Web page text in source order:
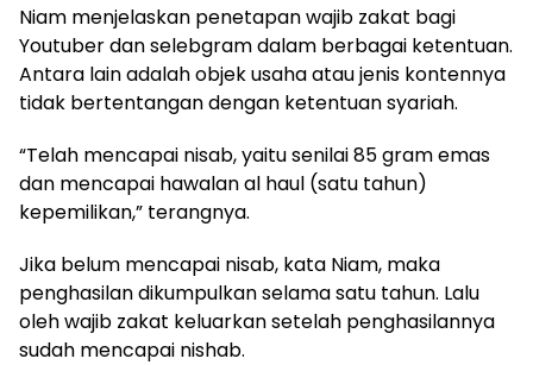
Niam menjelaskan penetapan wajib zakat bagi
Youtuber dan selebgram dalam berbagai ketentuan.
Antara lain adalah objek usaha atau jenis kontennya
tidak bertentangan dengan ketentuan syariah.
“Telah mencapai nisab, yaitu senilai 85 gram emas
dan mencapai hawalan al haul (satu tahun)
kepemilikan,” terangnya.
Jika belum mencapai nisab, kata Niam, maka
penghasilan dikumpulkan selama satu tahun. Lalu
oleh wajib zakat keluarkan setelah penghasilannya
sudah mencapai nishab.